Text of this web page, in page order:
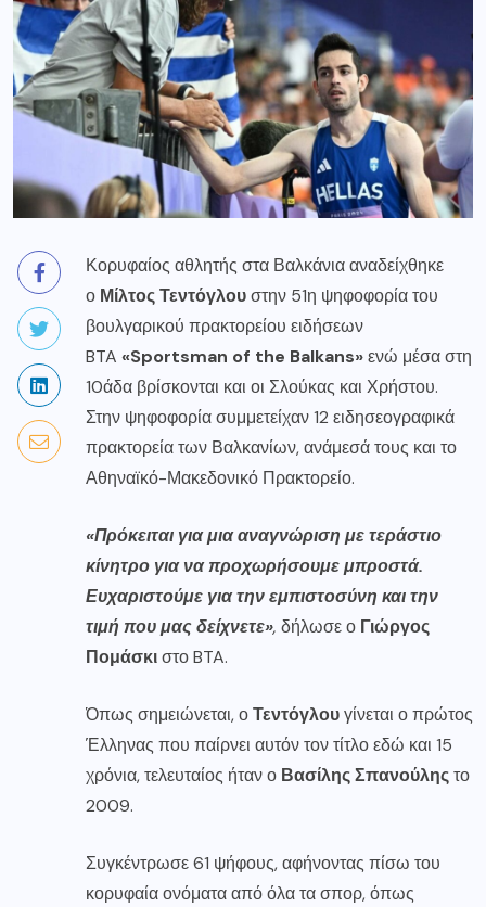
Κορυφαίος αθλητής στα Βαλκάνια αναδείχθηκε
ο Μίλτος Τεντόγλουστην 51η ψηφοφορία του
βουλγαρικού πρακτορείου ειδήσεων
BTA «Sportsman of the Balkans»ενώ μέσα στη
10άδα βρίσκονται και οι Σλούκας και Χρήστου.
Στην ψηφοφορία συμμετείχαν 12 ειδησεογραφικά
πρακτορεία των Βαλκανίων, ανάμεσά τους και το
Αθηναϊκό-Μακεδονικό Πρακτορείο.
«Πρόκειται για μια αναγνώριση με τεράστιο
κίνητρο για να προχωρήσουμε μπροστά.
Ευχαριστούμε για την εμπιστοσύνη και την
τιμή που μας δείχνετε», δήλωσε ο Γιώργος
Πομάσκιστο BTA.
Όπως σημειώνεται, οΤεντόγλουγίνεται ο πρώτος
Έλληνας που παίρνει αυτόν τον τίτλο εδώ και 15
χρόνια, τελευταίος ήταν ο Βασίλης Σπανούληςτο
2009.
Συγκέντρωσε 61 ψήφους, αφήνοντας πίσω του
κορυφαία ονόματα από όλα τα σπορ, όπως